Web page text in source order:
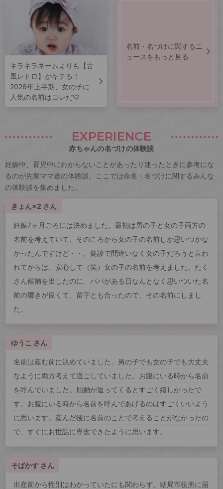
キラキラネームよりも【古
風レトロ】がキテる！
2026年上半期、女の子に
人気の名前はコレだ♡
名前・名づけに関するニ
ュースをもっと見る
EXPERIENCE
赤ちゃんの名づけの体験談
妊娠中、育児中にわからないことがあったり迷ったときに参考にな
るのが先輩ママ達の体験談。ここでは命名・名づけに関するみんな
の体験談を集めました。
きょん×2 さん
妊娠7ヶ月ごろには決めました。最初は男の子と女の子両方の
名前を考えていて、そのころから女の子の名前しか思いつかな
かったんですけど・・。健診で間違いなく女の子だろうと言わ
れてからは、安心して（笑）女の子の名前を考えました。たく
さん候補を出したのに、パパがある日なんとなく思いついた名
前の響きが良くて、苗字とも合ったので、その名前にしまし
た。
ゆうこ さん
名前は産む前に決めていました。男の子でも女の子でも大丈夫
なように両方考えて過ごしていました。お腹にいる時から名前
を呼んでいました。胎動が返ってくるとすごく嬉しかったで
す。お腹にいる時から名前を呼んであげるのはすごくいいよう
に思います。産んだ後に名前のことで考えることがなかったの
で、すぐにお世話に専念できたように思います。
そばかす さん
出産前から性別はわかっていたにも関わらず、結局市役所に届